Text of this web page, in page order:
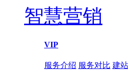
智慧营销
VIP
服务介绍 服务对比 建